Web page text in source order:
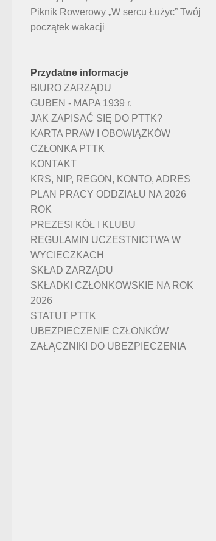
Piknik Rowerowy „W sercu Łużyc” Twój
początek wakacji
Przydatne informacje
BIURO ZARZĄDU
GUBEN - MAPA 1939 r.
JAK ZAPISAĆ SIĘ DO PTTK?
KARTA PRAW I OBOWIĄZKÓW
CZŁONKA PTTK
KONTAKT
KRS, NIP, REGON, KONTO, ADRES
PLAN PRACY ODDZIAŁU NA 2026
ROK
PREZESI KÓŁ I KLUBU
REGULAMIN UCZESTNICTWA W
WYCIECZKACH
SKŁAD ZARZĄDU
SKŁADKI CZŁONKOWSKIE NA ROK
2026
STATUT PTTK
UBEZPIECZENIE CZŁONKÓW
ZAŁĄCZNIKI DO UBEZPIECZENIA